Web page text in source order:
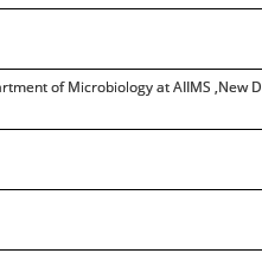
of Microbiology at AIIMS ,New